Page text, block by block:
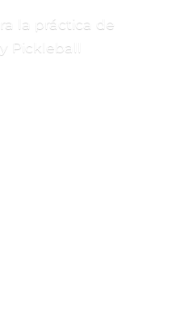
la práctica de
y Pickleball